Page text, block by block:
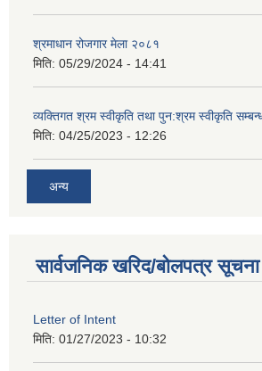
श्रमाधान रोजगार मेला २०८१
मिति: 05/29/2024 - 14:41
व्यक्तिगत श्रम स्वीकृति तथा पुन:श्रम स्वीकृति
मिति: 04/25/2023 - 12:26
अन्य
सार्वजनिक खरिद/बोलपत्र सूचना
Letter of Intent
मिति: 01/27/2023 - 10:32